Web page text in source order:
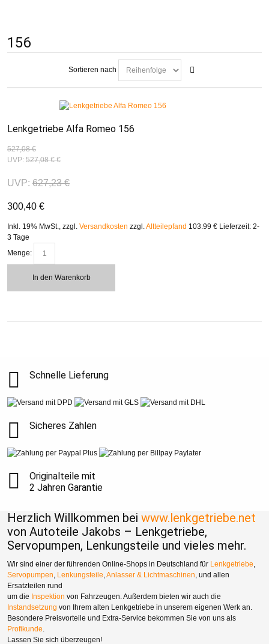
156
Sortieren nach
Lenkgetriebe Alfa Romeo 156
527,08 €
UVP: 527,08 €€
UVP: 627,23 €
300,40 €
Inkl. 19% MwSt., zzgl. Versandkosten zzgl.Altteilepfand 103.99 € Lieferzeit: 2-
3 Tage
Menge:
In den Warenkorb
Schnelle Lieferung
Sicheres Zahlen
Originalteile mit
2 Jahren Garantie
Herzlich Willkommen bei www.lenkgetriebe.net
von Autoteile Jakobs – Lenkgetriebe,
Servopumpen, Lenkungsteile und vieles mehr.
Wir sind einer der führenden Online-Shops in Deutschland für Lenkgetriebe,
Servopumpen, Lenkungsteile,Anlasser & Lichtmaschinen, und allen
Ersatzteilen rund
um die Inspektion von Fahrzeugen. Außerdem bieten wir auch die
Instandsetzung von Ihrem alten Lenkgetriebe in unserem eigenen Werk an.
Besondere Preisvorteile und Extra-Service bekommen Sie von uns als
Profikunde.
Lassen Sie sich überzeugen!